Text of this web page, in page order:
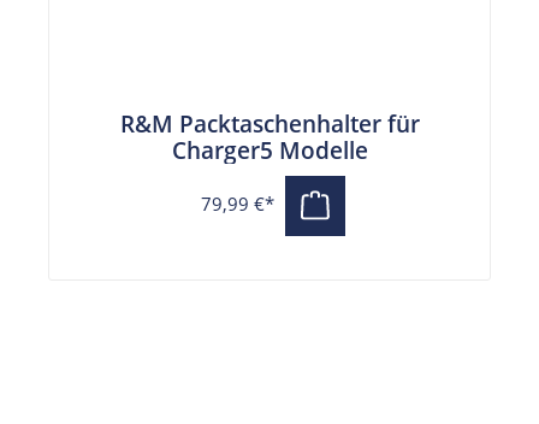
R&M Packtaschenhalter für
Charger5 Modelle
79,99 €*